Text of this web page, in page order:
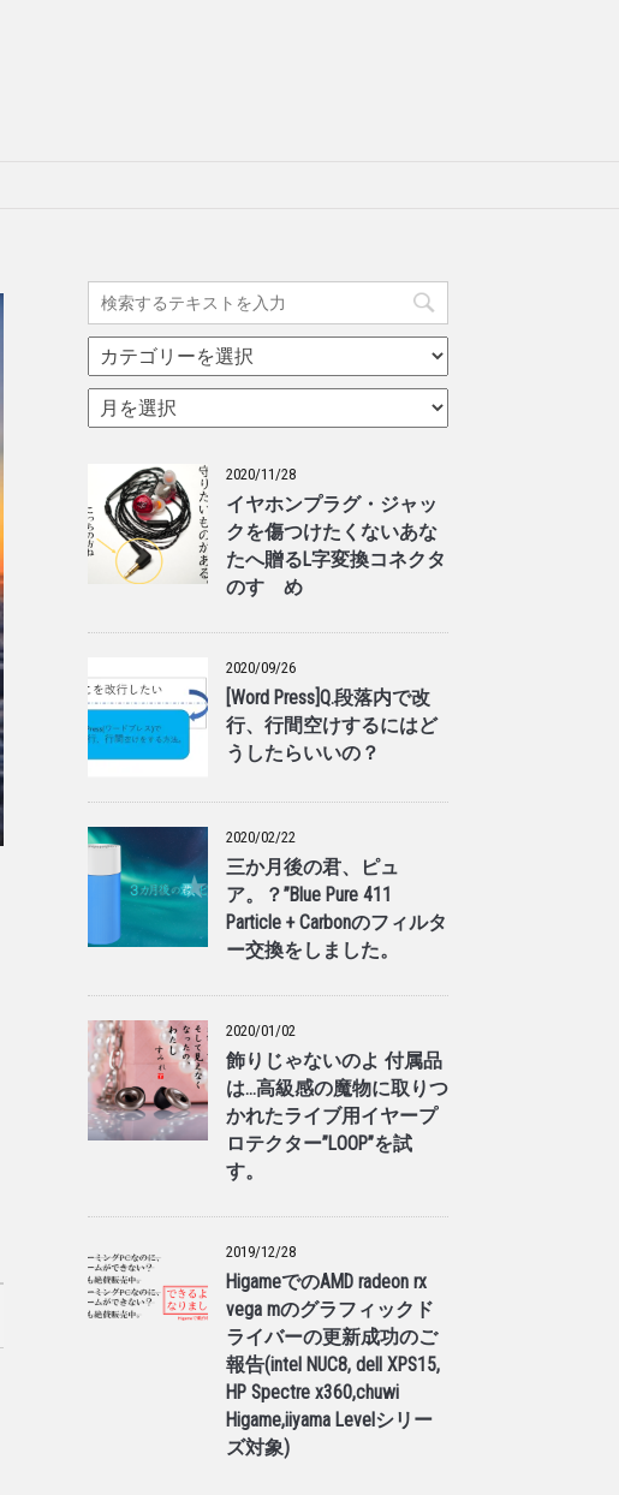
テ
ゴ
リ
ア
ー
ブ
2020/11/28
イヤホンプラグ・ジャッ
クを傷つけたくないあな
たへ贈るL字変換コネクタ
のすゝめ
2020/09/26
[Word Press]Q.段落内で改
行、行間空けするにはど
うしたらいいの？
2020/02/22
三か月後の君、ピュ
ア。？”Blue Pure 411
Particle + Carbonのフィルタ
ー交換をしました。
2020/01/02
飾りじゃないのよ 付属品
は…高級感の魔物に取りつ
かれたライブ用イヤープ
ロテクター”LOOP”を試
す。
2019/12/28
HigameでのAMD radeon rx
vega mのグラフィックド
ライバーの更新成功のご
報告(intel NUC8, dell XPS15,
HP Spectre x360,chuwi
Higame,iiyama Levelシリー
ズ対象)